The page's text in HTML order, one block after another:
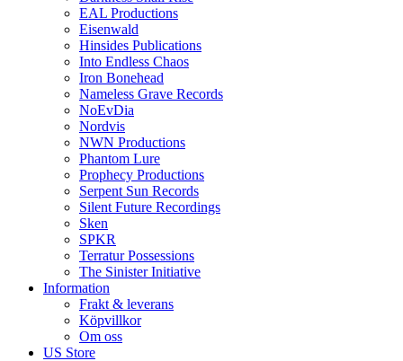
EAL Productions
Eisenwald
Hinsides Publications
Into Endless Chaos
Iron Bonehead
Nameless Grave Records
NoEvDia
Nordvis
NWN Productions
Phantom Lure
Prophecy Productions
Serpent Sun Records
Silent Future Recordings
Sken
SPKR
Terratur Possessions
The Sinister Initiative
Information
Frakt & leverans
Köpvillkor
Om oss
US Store